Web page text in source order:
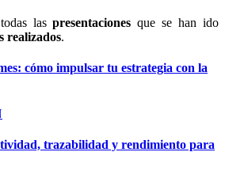
laspresentaciones que se han ido
realizados.
cómo impulsar tu estrategia con la
trazabilidad y rendimiento para